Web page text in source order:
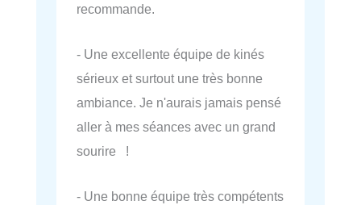
recommande.
- Une excellente équipe de kinés
sérieux et surtout une très bonne
ambiance. Je n'aurais jamais pensé
aller à mes séances avec un grand
sourire !
- Une bonne équipe très compétents